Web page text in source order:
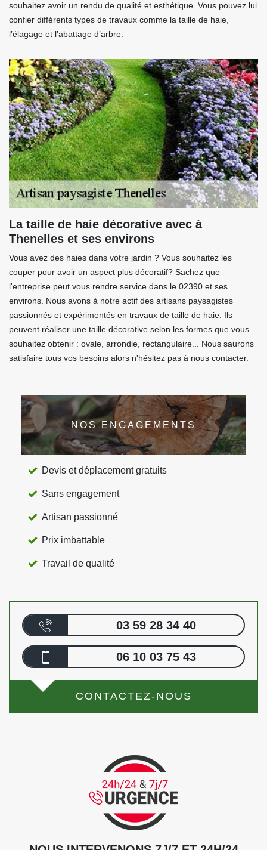
souhaitez avoir un rendu de qualité et esthétique. Vous pouvez lui
confier différents types de travaux comme la taille de haie,
l’élagage et l’abattage d’arbre.
La taille de haie décorative avec à
Thenelles et ses environs
Vous avez des haies dans votre jardin ? Vous souhaitez les
couper pour avoir un aspect plus décoratif? Sachez que
l'entreprise peut vous rendre service dans le 02390 et ses
environs. Nous avons à notre actif des artisans paysagistes
passionnés et expérimentés en travaux de taille de haie. Ils
peuvent réaliser une taille décorative selon les formes que vous
souhaitez obtenir : ovale, arrondie, rectangulaire... Nous saurons
satisfaire tous vos besoins alors n'hésitez pas à nous contacter.
NOS ENGAGEMENTS
Devis et déplacement gratuits
Sans engagement
Artisan passionné
Prix imbattable
Travail de qualité
03 59 28 34 40
06 10 03 75 43
CONTACTEZ-NOUS